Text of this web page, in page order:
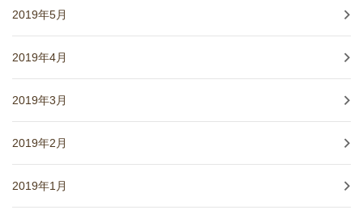
2019年5月
2019年4月
2019年3月
2019年2月
2019年1月